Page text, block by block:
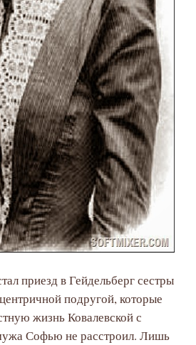
приезд в Гейдельберг сестры
подругой, которые
жизнь Ковалевской с
Софью не расстроил. Лишь